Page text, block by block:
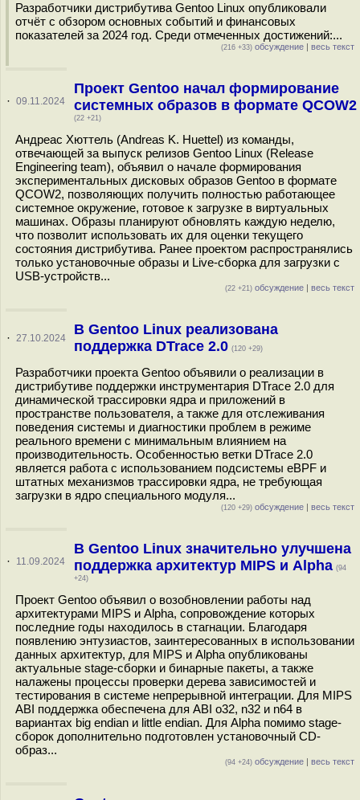
Разработчики дистрибутива Gentoo Linux опубликовали
отчёт с обзором основных событий и финансовых
показателей за 2024 год. Среди отмеченных достижений:...
(216 +33) обсуждение | весь текст
· 09.11.2024
Проект Gentoo начал формирование
системных образов в формате QCOW2
(22 +21)
Андреас Хюттель (Andreas K. Huettel) из команды,
отвечающей за выпуск релизов Gentoo Linux (Release
Engineering team), объявил о начале формирования
экспериментальных дисковых образов Gentoo в формате
QCOW2, позволяющих получить полностью работающее
системное окружение, готовое к загрузке в виртуальных
машинах. Образы планируют обновлять каждую неделю,
что позволит использовать их для оценки текущего
состояния дистрибутива. Ранее проектом распространялись
только установочные образы и Live-сборка для загрузки с
USB-устройств...
(22 +21) обсуждение | весь текст
· 27.10.2024
В Gentoo Linux реализована
поддержка DTrace 2.0 (120 +29)
Разработчики проекта Gentoo объявили о реализации в
дистрибутиве поддержки инструментария DTrace 2.0 для
динамической трассировки ядра и приложений в
пространстве пользователя, а также для отслеживания
поведения системы и диагностики проблем в режиме
реального времени с минимальным влиянием на
производительность. Особенностью ветки DTrace 2.0
является работа c использованием подсистемы eBPF и
штатных механизмов трассировки ядра, не требующая
загрузки в ядро специального модуля...
(120 +29) обсуждение | весь текст
· 11.09.2024
В Gentoo Linux значительно улучшена
поддержка архитектур MIPS и Alpha (94
+24)
Проект Gentoo объявил о возобновлении работы над
архитектурами MIPS и Alpha, сопровождение которых
последние годы находилось в стагнации. Благодаря
появлению энтузиастов, заинтересованных в использовании
данных архитектур, для MIPS и Alpha опубликованы
актуальные stage-сборки и бинарные пакеты, а также
налажены процессы проверки дерева зависимостей и
тестирования в системе непрерывной интеграции. Для MIPS
ABI поддержка обеспечена для ABI o32, n32 и n64 в
вариантах big endian и little endian. Для Alpha помимо stage-
сборок дополнительно подготовлен установочный CD-
образ...
(94 +24) обсуждение | весь текст